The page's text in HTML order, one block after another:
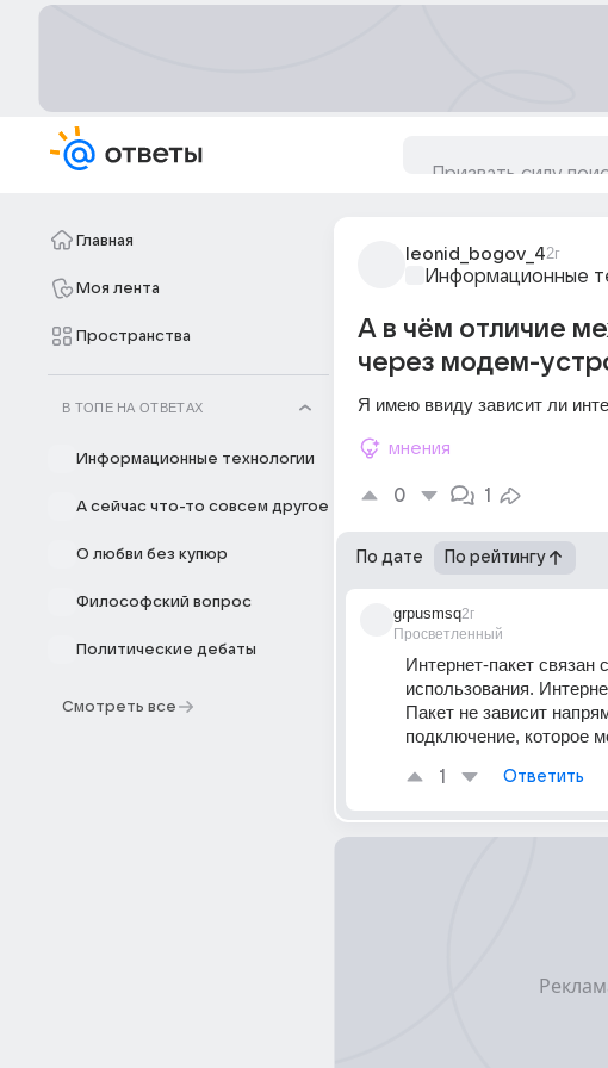
Главная
Моя лента
Пространства
В ТОПЕ НА ОТВЕТАХ
Информационные технологии
А сейчас что-то совсем другое
О любви без купюр
Философский вопрос
Политические дебаты
Смотреть все
leonid_bogov_42г
Информационные
А в чём отличие
через модем-
Я имею ввиду зависит ли
мнения
0 1
По дате По рейтингу
grpusmsq
Просветленный
2г
Интернет-пакет
использования.
Пакет не зависит
подключение, которое
1 Ответить